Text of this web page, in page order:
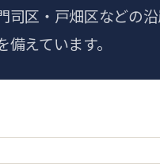
司区・戸畑区などの
えています。